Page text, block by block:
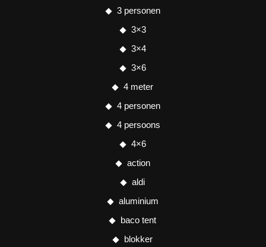
3 personen
3×3
3×4
3×6
4 meter
4 personen
4 persoons
4×6
action
aldi
aluminium
baco tent
blokker